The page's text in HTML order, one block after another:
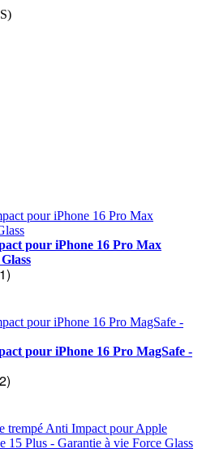
pour iPhone 16 Pro Max
pour iPhone 16 Pro MagSafe -